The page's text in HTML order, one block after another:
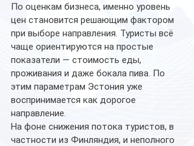
По оценкам бизнеса, именно уровень
цен становится решающим фактором
при выборе направления. Туристы всё
чаще ориентируются на простые
показатели — стоимость еды,
проживания и даже бокала пива. По
этим параметрам Эстония уже
воспринимается как дорогое
направление.
На фоне снижения потока туристов, в
частности из Финляндия, и неполного